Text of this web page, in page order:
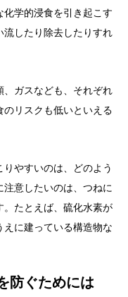
学的浸食を引き起こす
したり除去したりすれ
、ガスなども、それぞれ
リスクも低いといえる
やすいのは、どのよう
意したいのは、つねに
たとえば、硫化水素が
に建っている構造物な
防ぐためには